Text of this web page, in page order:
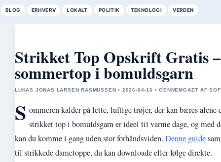
BLOG ERHVERV LOKALT POLITIK TEKNOLOGI VERDEN
Strikket Top Opskrift Gratis
sommertop i bomuldsgarn
LUKAS JONAS LARSEN RASMUSSEN • 2026-04-16 • GENNEMGAET AF
S ommeren kalder på lette, luftige trøjer, der kan bæres alene
strikket top i bomuldsgarn er ideel til varme dage, og med
kan du komme i gang uden stor forhåndsviden. Denne guide
til strikkede dametoppe, du kan downloade eller følge direkte.